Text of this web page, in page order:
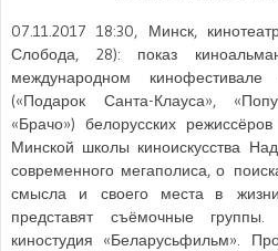
07.11.2017 18:30, Минск,
Слобода, 28): показ
международном
(«Подарок Санта-Клауса»,
«Брачо») белорусских
Минской школы киноискусства
современного мегаполиса, о
смысла и своего места в
представят съёмочные
киностудия «Беларусьфильм».